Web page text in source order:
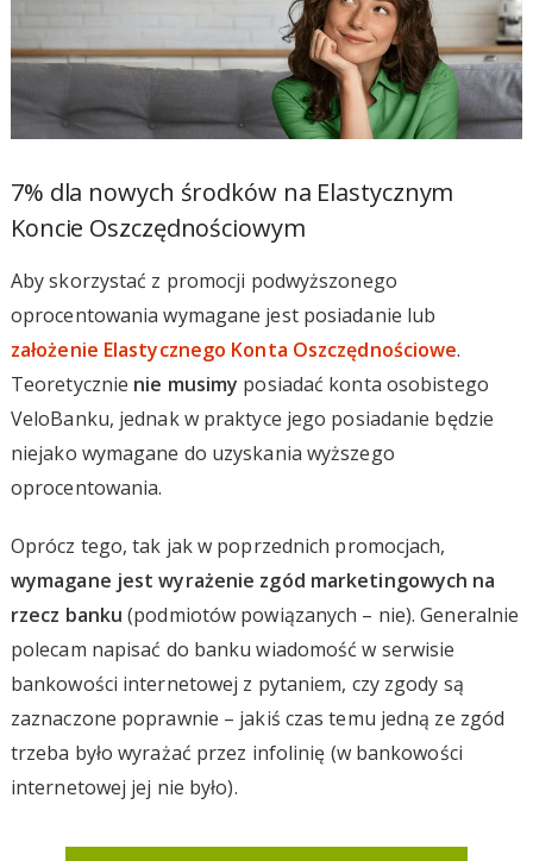
7% dla nowych środków na Elastycznym
Koncie Oszczędnościowym
Aby skorzystać z promocji podwyższonego
oprocentowania wymagane jest posiadanie lub
założenie Elastycznego Konta Oszczędnościowe.
Teoretycznie nie musimy posiadać konta osobistego
VeloBanku, jednak w praktyce jego posiadanie będzie
niejako wymagane do uzyskania wyższego
oprocentowania.
Oprócz tego, tak jak w poprzednich promocjach,
wymagane jest wyrażenie zgód marketingowych na
rzecz banku (podmiotów powiązanych – nie). Generalnie
polecam napisać do banku wiadomość w serwisie
bankowości internetowej z pytaniem, czy zgody są
zaznaczone poprawnie – jakiś czas temu jedną ze zgód
trzeba było wyrażać przez infolinię (w bankowości
internetowej jej nie było).